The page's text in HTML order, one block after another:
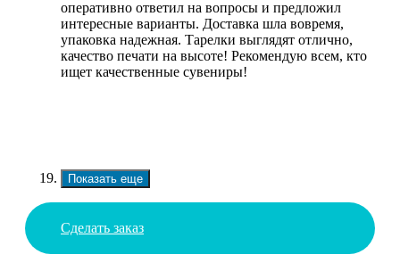
оперативно ответил на вопросы и предложил
интересные варианты. Доставка шла вовремя,
упаковка надежная. Тарелки выглядят отлично,
качество печати на высоте! Рекомендую всем, кто
ищет качественные сувениры!
Показать еще
Сделать заказ